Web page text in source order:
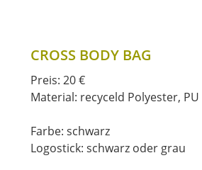
CROSS BODY BAG
Preis: 20 €
Material: recyceld Polyester, PU
Farbe: schwarz
Logostick: schwarz oder grau